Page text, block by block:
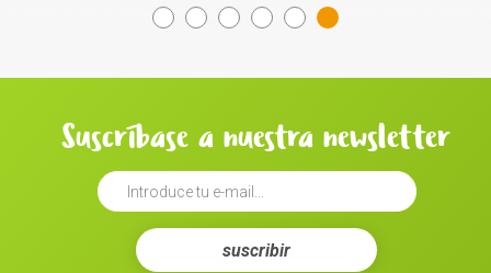
Suscríbase a nuestra newsletter
suscribir